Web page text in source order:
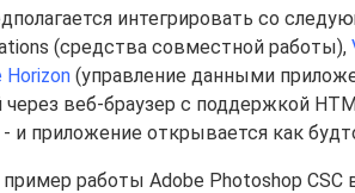
интегрировать со
(средства совместной работы),
Horizon (управление данными
веб-браузер с поддержкой
и приложение открывается как
работы Adobe Photoshop